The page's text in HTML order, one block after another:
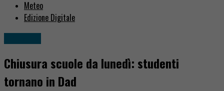
Meteo
Edizione Digitale
Chiusura scuole da lunedì: studenti
tornano in Dad